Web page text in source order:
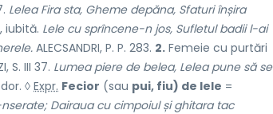
Lelea Fira sta, Gheme depăna, Sfaturi înșira
iubită. Lele cu sprîncene-n jos, Sufletul badii l-ai
ALECSANDRI, P. P. 283. 2. Femeie cu purtări
S. III 37. Lumea piere de belea, Lelea pune să se
dor. ◊ Expr. Fecior (sau pui, fiu) de lele =
Dairaua cu cimpoiul și ghitara tac